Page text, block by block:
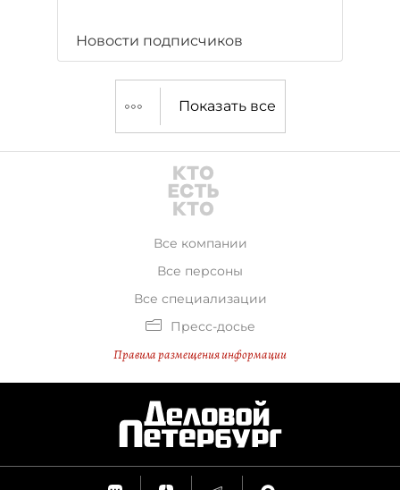
Новости подписчиков
Показать все
Все компании
Все персоны
Все специализации
Пресс-досье
Правила размещения информации